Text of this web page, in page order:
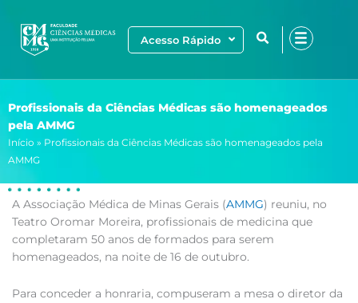
para
Acesso Rápido
Profissionais da Ciências Médicas são homenageados
pela AMMG
Início » Profissionais da Ciências Médicas são homenageados pela
AMMG
A Associação Médica de Minas Gerais (AMMG) reuniu, no
Teatro Oromar Moreira, profissionais de medicina que
completaram 50 anos de formados para serem
homenageados, na noite de 16 de outubro.
Para conceder a honraria, compuseram a mesa o diretor da